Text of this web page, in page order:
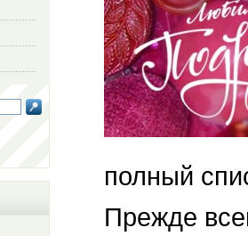
полный
Прежде